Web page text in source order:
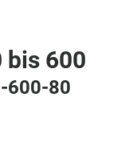
bis 600
600-80